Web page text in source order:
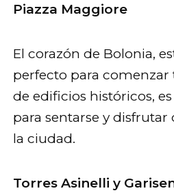
Piazza Maggiore
El corazón de Bolonia,
perfecto para comenzar
de edificios históricos,
para sentarse y disfrutar
la ciudad.
Torres Asinelli y